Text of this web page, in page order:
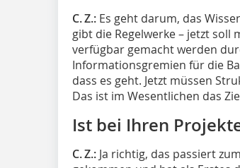
C. Z.: Es geht darum, das
gibt die Regelwerke – jetzt soll
verfügbar gemacht werden
Informationsgremien für die
dass es geht. Jetzt müssen
Das ist im Wesentlichen das
Ist bei Ihren
C. Z.: Ja richtig, das passiert